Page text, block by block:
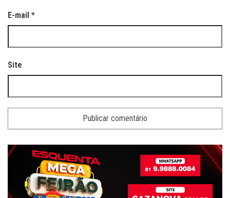
E-mail *
Site